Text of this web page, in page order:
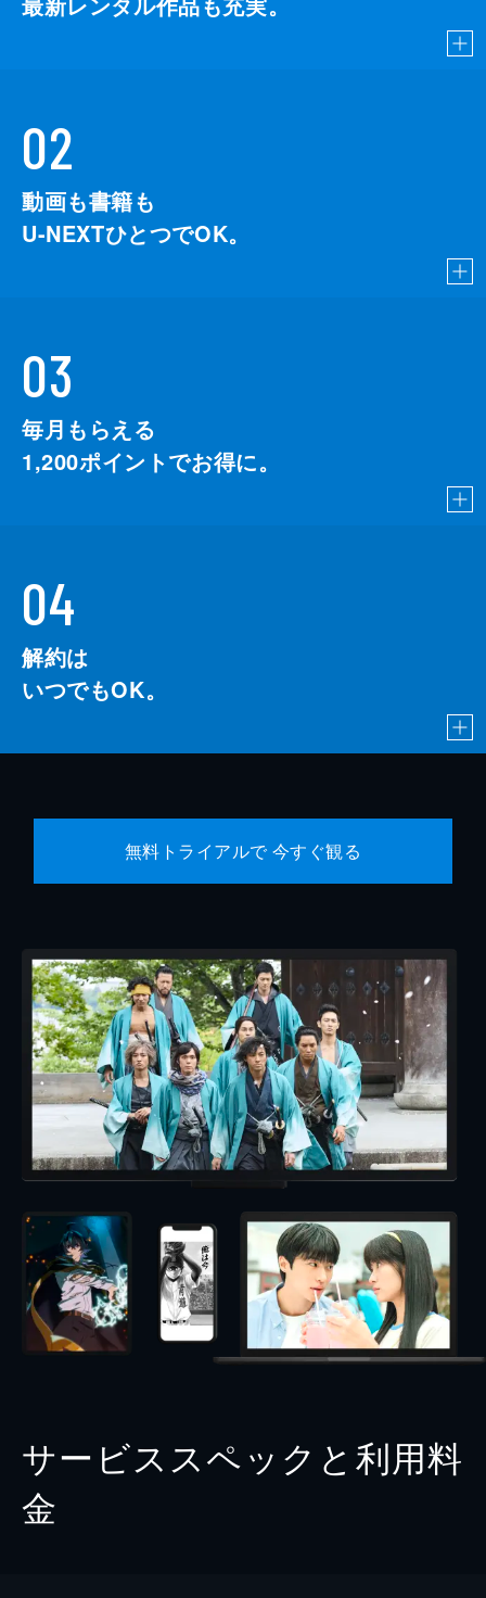
02
動画も書籍も
U-NEXTひとつでOK。
03
毎月もらえる
1,200ポイントでお得に。
04
解約は
いつでもOK。
無料トライアルで 今すぐ観る
サービススペックと利用料
金